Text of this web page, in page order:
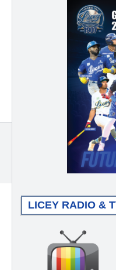
LICEY RADIO &